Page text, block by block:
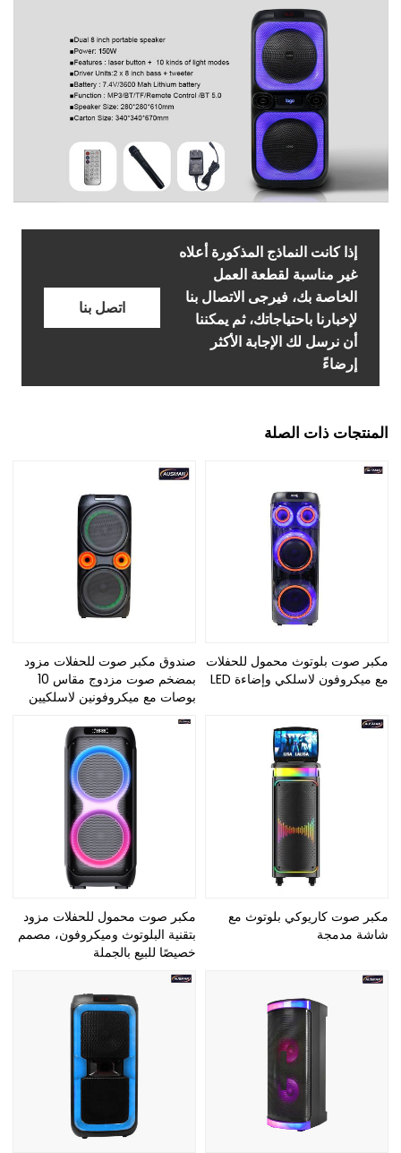
إذا كانت النماذج المذكورة أعلاه
غير مناسبة لقطعة العمل
الخاصة بك، فيرجى الاتصال بنا
لإخبارنا باحتياجاتك، ثم يمكننا
أن نرسل لك الإجابة الأكثر
إرضاءً
اتصل بنا
المنتجات ذات الصلة
مكبر صوت بلوتوث محمول للحفلات
مع ميكروفون لاسلكي وإضاءة LED
صندوق مكبر صوت للحفلات مزود
بمضخم صوت مزدوج مقاس 10
بوصات مع ميكروفونين لاسلكيين
مكبر صوت كاريوكي بلوتوث مع
شاشة مدمجة
مكبر صوت محمول للحفلات مزود
بتقنية البلوتوث وميكروفون، مصمم
خصيصًا للبيع بالجملة